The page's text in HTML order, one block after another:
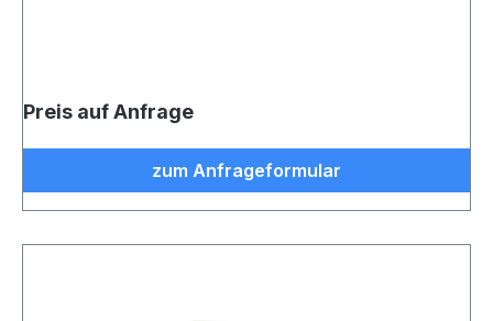
Preis auf Anfrage
zum Anfrageformular